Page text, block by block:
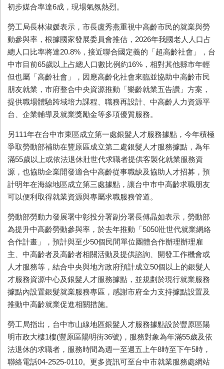
初步媒合率達6成，現場氣氛熱烈。
勞工局長林淑媛表示，市長盧秀燕重視中高齡市民的就業與勞
動參與率，根據國家發展委員會推估， 2026年我國老人人口占
總人口比率將達20.8% ，接近聯合國定義的「超高齡社會」，台
中市目前65歲以上占總人口數比例約16% ，相對其他縣市年輕
但也屬「高齡社會」，因應高齡化社會來臨並協助中高齡市民
朋友就業，市府整合中央資源推動「樂齡就業五告讚」方案，
提供職場體驗跨域培力課程、職務再設計、中高齡人力資源平
台、企業輔導及就業獎勵金等多項優質服務。
另111年在台中市東區成立第一處銀髮人才服務據點，今年積極
爭取勞動部補助在豐原區成立第二處銀髮人才服務據點，為年
滿55歲以上或依法退休壯世代求職者提供客製化就業服務資
源，也協助企業開發適合中高齡從事職缺及協助人才招募，預
計明年在海線地區成立第三處據點，讓台中市中高齡求職朋友
可以便利取得就業資源與專屬求職服務管道。
勞動部勞動力發展署中彰投分署副分署長傅晶如表示，勞動部
為提升中高齡勞動參與率，於去年推動「5050壯世代就業網絡
合作計畫」，預計與至少50個民間單位團體合作辦理辦理雇
主、中高齡者及高齡者相關活動及提供諮詢、開發工作機會或
人才服務等，結合中央與地方政府預計成立50個以上的銀髮人
才服務資源中心及銀髮人才服務據點，並規劃於現行就業服務
據點內設置銀髮就業服務專區，感謝市府全力支持據點設置及
推動中高齡就業促進相關措施。
勞工局指出，台中市山線地區銀髮人才服務據點設於豐原區陽
明市政大樓1樓(豐原區陽明街36號) ，服務對象為年滿55歲及依
法退休的求職者，服務時間為週一至週五上午8時至下午5時，
聯絡電話04-2525-0110。更多資訊可至台中市就業服務處網站